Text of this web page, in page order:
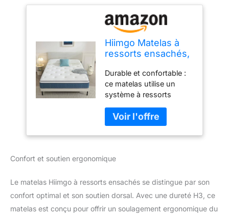
Hiimgo Matelas à
ressorts ensachés,
dureté H3, 7 zones,
confort optimal et
soutien dorsal,
matelas
ergonomique pour
soulagement du
dos (160 x 200 x 25
Durable et confortable :
ce matelas utilise un
système à ressorts
courbes de votre corps
et soulage
spécifiquement la
taille et le dos. Que vous
dos ou le ventre, il offre
un excellent confort et
stable : nos matelas à
Confort et soutien ergonomique
Le matelas Hiimgo à ressorts ensachés se distingue par son
confort optimal et son soutien dorsal. Avec une dureté H3, ce
matelas est conçu pour offrir un soulagement ergonomique du